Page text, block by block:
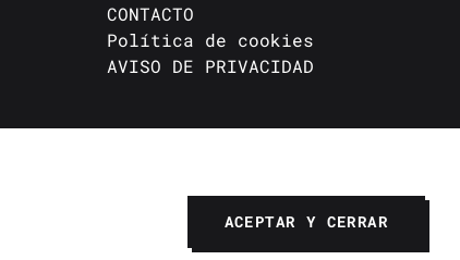
CONTACTO
Política de cookies
AVISO DE PRIVACIDAD
ACEPTAR Y CERRAR